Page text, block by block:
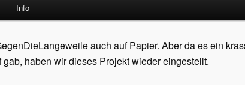
Info
auch auf Papier. Aber da es ein
haben wir dieses Projekt wieder eingestellt.